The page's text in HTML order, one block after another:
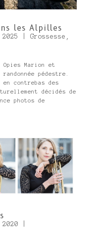
les Alpilles
Grossesse ,
Opies Marion et
pédestre.
contrebas des
décidés de
photos de